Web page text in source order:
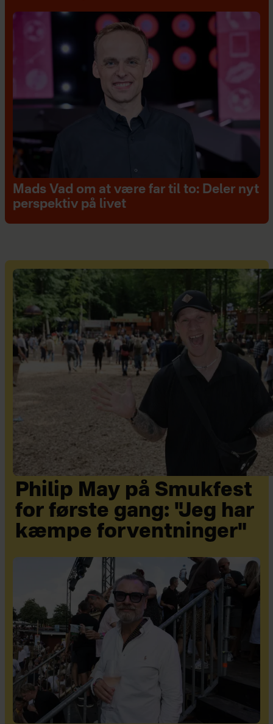
Mads Vad om at være far til to: Deler nyt
perspektiv på livet
Philip May på Smukfest
for første gang: "Jeg har
kæmpe forventninger"